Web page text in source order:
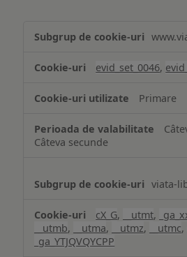
evid_set_0046,
Primare
Câteva secunde
viata-
cX_G, __utmt,
__utmb, __utma, __utmz, __utmc,
_ga_YTJQVQYCPP